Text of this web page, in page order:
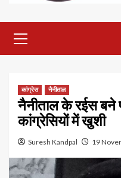
Menu
कांग्रेस नैनीताल
नैनीताल के रईस बने
कांग्रेसियों में खुशी
Suresh Kandpal 19